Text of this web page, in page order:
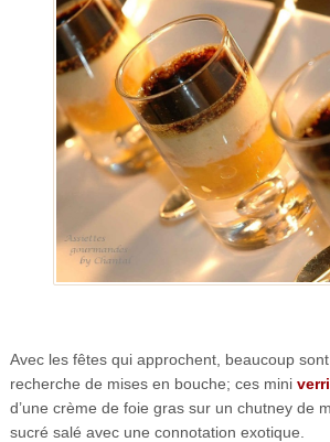
Avec les fêtes qui approchent, beaucoup
recherche de mises en bouche; ces mini
d’une crème de foie gras sur un chutney de
sucré salé avec une connotation exotique.